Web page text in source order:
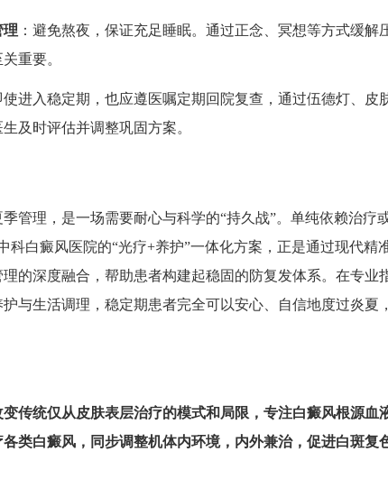
理 ：避免熬夜，保证充足睡眠。通过正念、冥想等方式缓解
重要。
使进入稳定期，也应遵医嘱定期回院复查，通过伍德灯、皮
及时评估并调整巩固方案。
理，是一场需要耐心与科学的“持久战”。单纯依赖治疗
科白癜风医院的“光疗+养护”一体化方案，正是通过现代精
的深度融合，帮助患者构建起稳固的防复发体系。在专业
与生活调理，稳定期患者完全可以安心、自信地度过炎夏
传统仅从皮肤表层治疗的模式和局限，专注白癜风根源血
类白癜风，同步调整机体内环境，内外兼治，促进白斑复